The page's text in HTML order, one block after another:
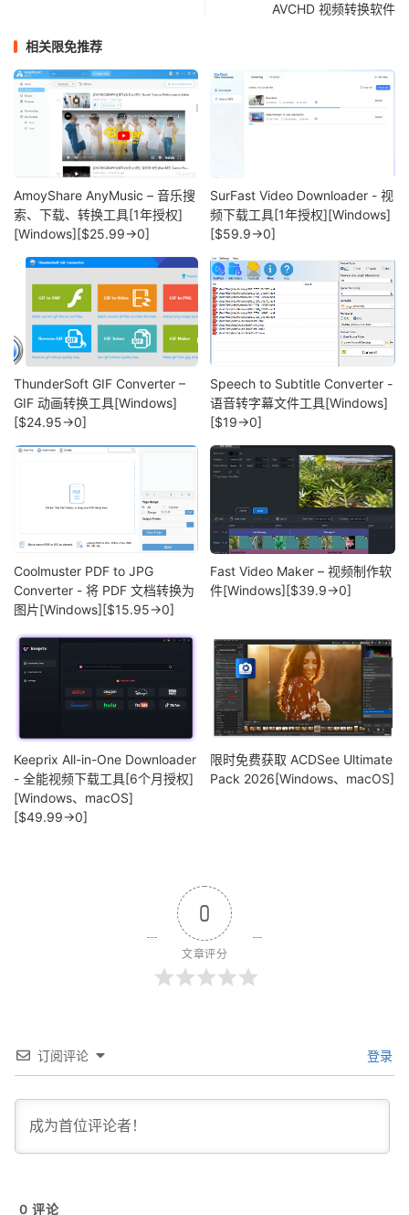
AVCHD 视频转换软件
相关限免推荐
AmoyShare AnyMusic – 音乐搜
索、下载、转换工具[1年授权]
[Windows][$25.99→0]
SurFast Video Downloader - 视
频下载工具[1年授权][Windows]
[$59.9→0]
ThunderSoft GIF Converter –
GIF 动画转换工具[Windows]
[$24.95→0]
Speech to Subtitle Converter -
语音转字幕文件工具[Windows]
[$19→0]
Coolmuster PDF to JPG
Converter - 将 PDF 文档转换为
图片[Windows][$15.95→0]
Fast Video Maker – 视频制作软
件[Windows][$39.9→0]
Keeprix All-in-One Downloader
- 全能视频下载工具[6个月授权]
[Windows、macOS]
[$49.99→0]
限时免费获取 ACDSee Ultimate
Pack 2026[Windows、macOS]
0
文章评分
订阅评论 登录
0 评论